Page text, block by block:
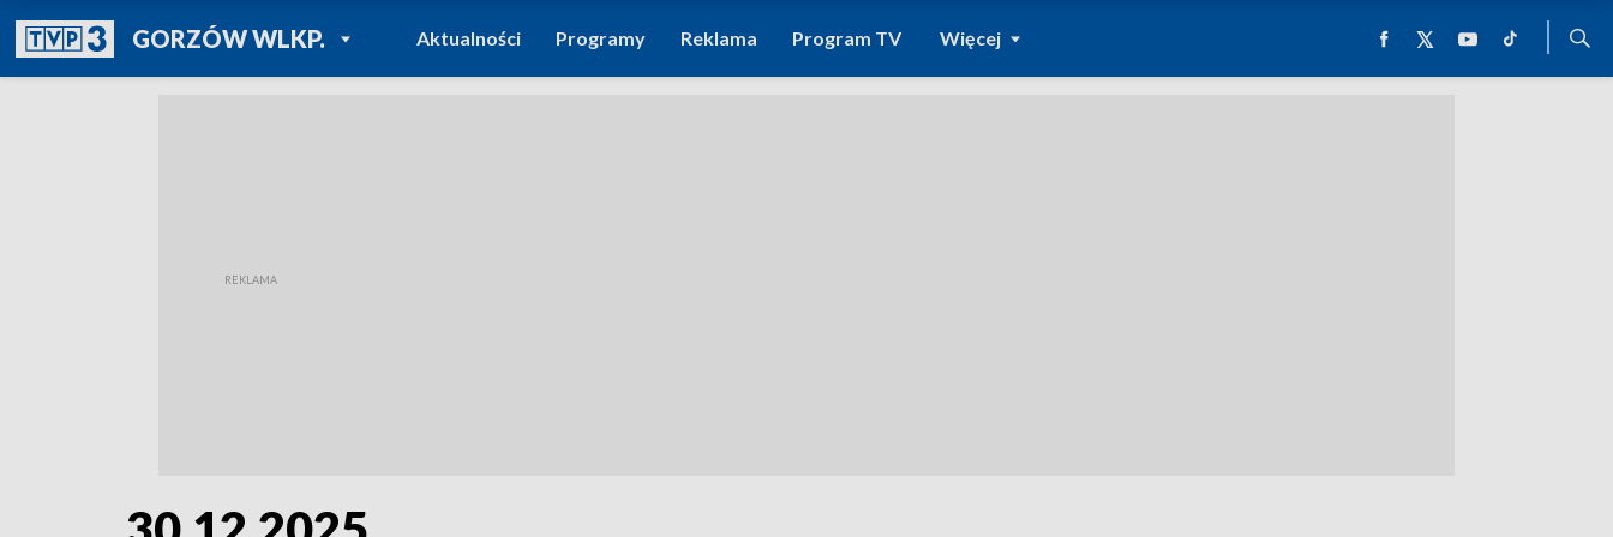
GORZÓW WLKP.POWRÓT DO
TVP REGIONY
Aktualności Programy Reklama Program TV Więcej